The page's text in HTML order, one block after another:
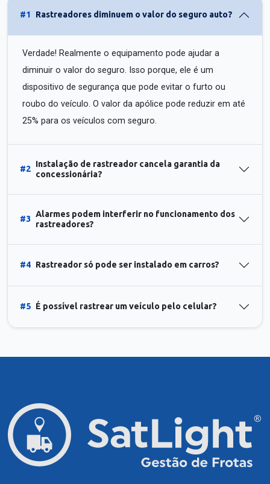
#1 Rastreadores diminuem o valor do seguro auto?
Verdade! Realmente o equipamento pode ajudar a
diminuir o valor do seguro. Isso porque, ele é um
dispositivo de segurança que pode evitar o furto ou
roubo do veículo. O valor da apólice pode reduzir em até
25% para os veículos com seguro.
#2
Instalação de rastreador cancela garantia da
concessionária?
#3
Alarmes podem interferir no funcionamento dos
rastreadores?
#4 Rastreador só pode ser instalado em carros?
#5 É possível rastrear um veículo pelo celular?